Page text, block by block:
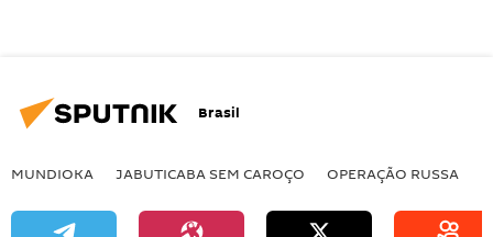
Brasil
MUNDIOKA JABUTICABA SEM CAROÇO OPERAÇÃO RUSSA